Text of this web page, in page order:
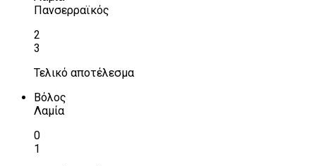
Πανσερραϊκός
2
3
Τελικό αποτέλεσμα
Βόλος
Λαμία
0
1